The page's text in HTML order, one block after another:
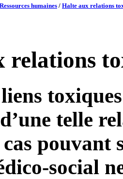
humaines/ Halte aux relations
relations
telle
pouvant
social